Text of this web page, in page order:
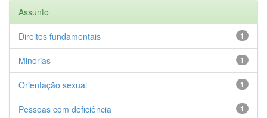
Assunto
1
Direitos fundamentais
1
Minorias
1
Orientação sexual
1
Pessoas com deficiência